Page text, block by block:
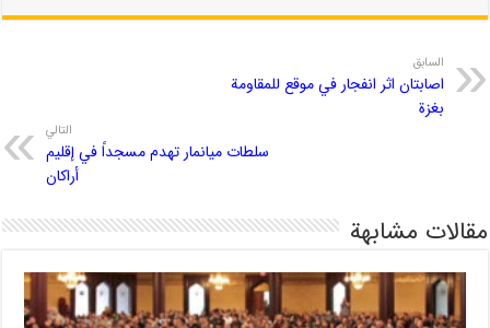
السابق
اصابتان اثر انفجار في موقع للمقاومة
بغزة
التالي
سلطات ميانمار تهدم مسجداً في إقليم
أراكان
مقالات مشابهة